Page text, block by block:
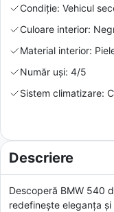
Condiție: Vehicul
Culoare interior:
Material interior:
Număr uși: 4/5
Sistem climatizare:
Descriere
Descoperă BMW 540
redefinește eleganța